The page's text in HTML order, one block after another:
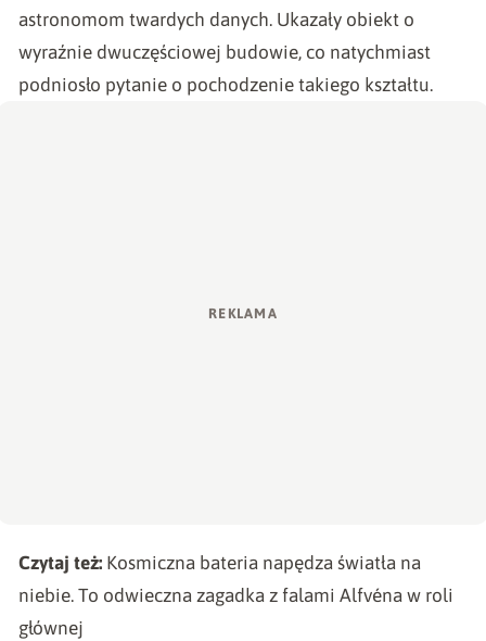
astronomom twardych danych. Ukazały obiekt o
wyraźnie dwuczęściowej budowie, co natychmiast
podniosło pytanie o pochodzenie takiego kształtu.
Czytaj też: Kosmiczna bateria napędza światła na
niebie. To odwieczna zagadka z falami Alfvéna w roli
głównej